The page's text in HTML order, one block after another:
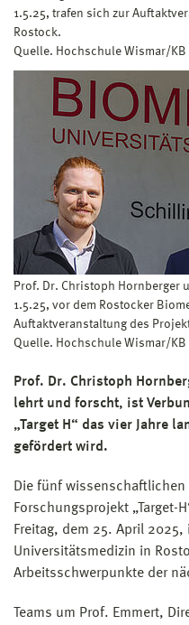
1.5.25, trafen sich zur
Rostock.
Quelle. Hochschule Wismar/KB
Prof. Dr. Christoph Hornberger
1.5.25, vor dem Rostocker
Auftaktveranstaltung des
Quelle. Hochschule Wismar/KB
Prof. Dr. Christoph
lehrt und forscht, ist
„Target H“ das vier Jahre
gefördert wird.
Die fünf
Forschungsprojekt „Target-
Freitag, dem 25. April
Universitätsmedizin in
Arbeitsschwerpunkte der
Teams um Prof. Emmert,